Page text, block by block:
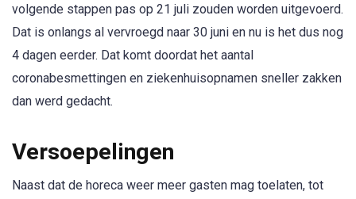
volgende stappen pas op 21 juli zouden worden uitgevoerd.
Dat is onlangs al vervroegd naar 30 juni en nu is het dus nog
4 dagen eerder. Dat komt doordat het aantal
coronabesmettingen en ziekenhuisopnamen sneller zakken
dan werd gedacht.
Versoepelingen
Naast dat de horeca weer meer gasten mag toelaten, tot